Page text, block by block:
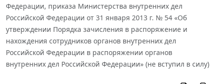
Федерации, приказа Министерства внутренних дел
Российской Федерации от 31 января 2013 г. № 54 «Об
утверждении Порядка зачисления в распоряжение и
нахождения сотрудников органов внутренних дел
Российской Федерации в распоряжении органов
внутренних дел Российской Федерации» (не вступил в силу)